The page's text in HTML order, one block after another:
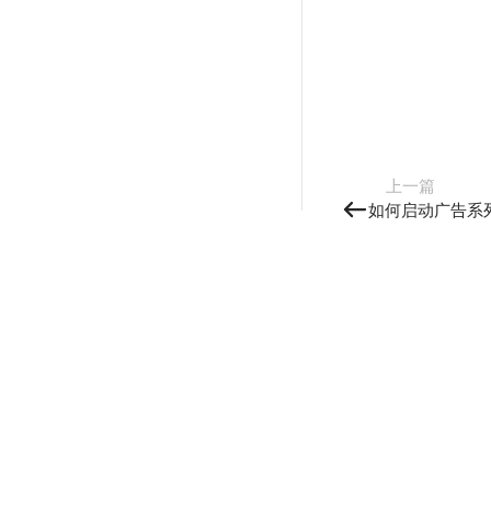
上一篇
如何启动广告系